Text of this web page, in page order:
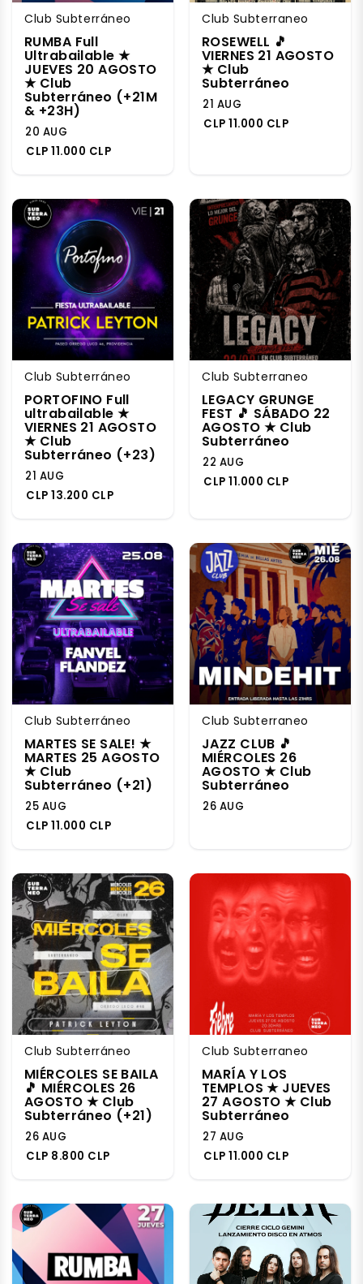
Club Subterráneo
RUMBA Full
Ultrabailable ★
JUEVES 20 AGOSTO
★ Club
Subterráneo (+21M
& +23H)
20 AUG
CLP 11.000 CLP
Club Subterraneo
ROSEWELL 🎵
VIERNES 21 AGOSTO
★ Club
Subterráneo
21 AUG
CLP 11.000 CLP
Club Subterráneo
PORTOFINO Full
ultrabailable ★
VIERNES 21 AGOSTO
★ Club
Subterráneo (+23)
21 AUG
CLP 13.200 CLP
Club Subterraneo
LEGACY GRUNGE
FEST 🎵 SÁBADO 22
AGOSTO ★ Club
Subterráneo
22 AUG
CLP 11.000 CLP
Club Subterráneo
MARTES SE SALE! ★
MARTES 25 AGOSTO
★ Club
Subterráneo (+21)
25 AUG
CLP 11.000 CLP
Club Subterraneo
JAZZ CLUB 🎵
MIÉRCOLES 26
AGOSTO ★ Club
Subterráneo
26 AUG
Club Subterráneo
MIÉRCOLES SE BAILA
🎵 MIÉRCOLES 26
AGOSTO ★ Club
Subterráneo (+21)
26 AUG
CLP 8.800 CLP
Club Subterraneo
MARÍA Y LOS
TEMPLOS ★ JUEVES
27 AGOSTO ★ Club
Subterráneo
27 AUG
CLP 11.000 CLP